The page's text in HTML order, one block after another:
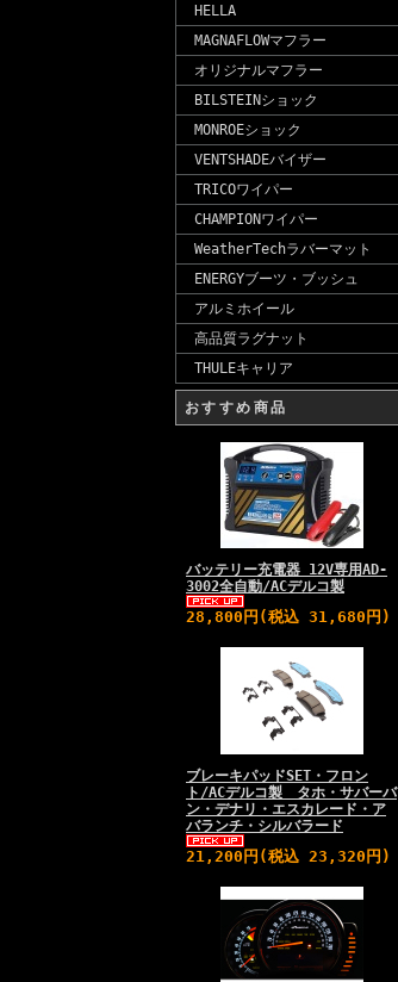
HELLA
MAGNAFLOWマフラー
オリジナルマフラー
BILSTEINショック
MONROEショック
VENTSHADEバイザー
TRICOワイパー
CHAMPIONワイパー
WeatherTechラバーマット
ENERGYブーツ・ブッシュ
アルミホイール
高品質ラグナット
THULEキャリア
おすすめ商品
バッテリー充電器 12V専用AD-
3002全自動/ACデルコ製
28,800円(税込 31,680円)
ブレーキパッドSET・フロン
ト/ACデルコ製 タホ・サバーバ
ン・デナリ・エスカレード・ア
バランチ・シルバラード
21,200円(税込 23,320円)